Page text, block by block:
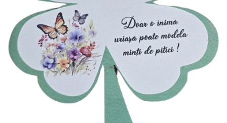
Suporti pictura
Blocuri pictura
Panza pe sasiu
Auxiliare pictura
Alte auxiliare
Auxiliare pictura in acrilic
Auxiliare pictura in tempera. guase
Auxiliare pictura in ulei
Caiete A5
Caiete Speciale
Coperte Plastic
Spirala
Capsatoare ,Decapsatoare,
Perforatoare
Ceasuri
Harti si Globuri
Lazi
Litere si cifre
Machete lemn
Puzzle 3D